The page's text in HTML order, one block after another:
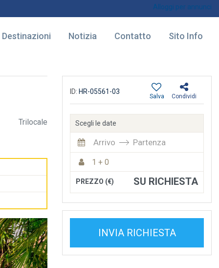
Alloggi per annunci
Destinazioni Notizia Contatto Sito Info
Trilocale
ID: HR-05561-03
Condividi
Salva
Scegli le date
Arrivo Partenza
1 + 0
PREZZO (€) SU RICHIESTA
INVIA RICHIESTA